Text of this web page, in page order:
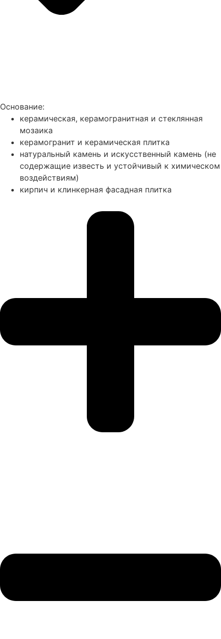
Основание:
керамическая, керамогранитная и стеклянная
мозаика
керамогранит и керамическая плитка
натуральный камень и искусственный камень (не
содержащие известь и устойчивый к химическом
воздействиям)
кирпич и клинкерная фасадная плитка